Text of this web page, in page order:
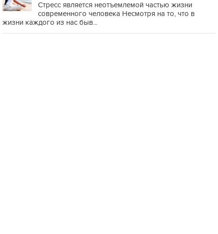
Стресс является неотъемлемой частью жизни
современного человека Несмотря на то, что в
жизни каждого из нас быв...